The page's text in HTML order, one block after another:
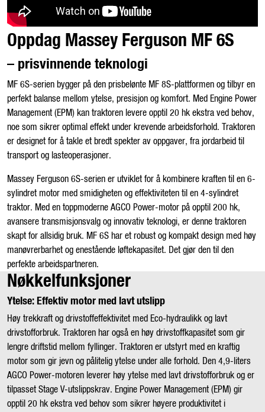
Oppdag Massey Ferguson MF 6S
– prisvinnende teknologi
MF 6S-serien bygger på den prisbelønte MF 8S-plattformen og tilbyr en
perfekt balanse mellom ytelse, presisjon og komfort. Med Engine Power
Management (EPM) kan traktoren levere opptil 20 hk ekstra ved behov,
noe som sikrer optimal effekt under krevende arbeidsforhold. Traktoren
er designet for å takle et bredt spekter av oppgaver, fra jordarbeid til
transport og lasteoperasjoner.
Massey Ferguson 6S-serien er utviklet for å kombinere kraften til en 6-
sylindret motor med smidigheten og effektiviteten til en 4-sylindret
traktor. Med en toppmoderne AGCO Power-motor på opptil 200 hk,
avansere transmisjonsvalg og innovativ teknologi, er denne traktoren
skapt for allsidig bruk. MF 6S har et robust og kompakt design med høy
manøvrerbarhet og enestående løftekapasitet. Det gjør den til den
perfekte arbeidspartneren.
Nøkkelfunksjoner
Ytelse: Effektiv motor med lavt utslipp
Høy trekkraft og drivstoffeffektivitet med Eco-hydraulikk og lavt
drivstofforbruk. Traktoren har også en høy drivstoffkapasitet som gir
lengre driftstid mellom fyllinger. Traktoren er utstyrt med en kraftig
motor som gir jevn og pålitelig ytelse under alle forhold. Den 4,9-liters
AGCO Power-motoren leverer høy ytelse med lavt drivstofforbruk og er
tilpasset Stage V-utslippskrav. Engine Power Management (EPM) gir
opptil 20 hk ekstra ved behov som sikrer høyere produktivitet i